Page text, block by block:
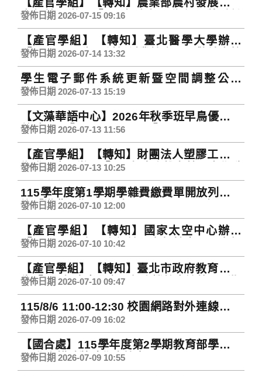
國際論壇，敬請本校師生踴躍報名參加，請
查照。
【產官學組】【轉知】農業部農村發展及水
土保持署辦理「116年青年回鄉行動獎勵計
畫」徵件，敬請本校教職員生踴躍報名參
加，請查照。
發佈日期 2026-07-15 09:16
【產官學組】【轉知】臺北醫學大學辦理
「2026全國生醫創新創業競賽」，敬請本校
師生踴躍組隊報名參加，請查照。
發佈日期 2026-07-14 13:32
學生電子郵件系統更新暨空間調整公告
Student Email System Upgrade and
Storage Quota Adjustment
發佈日期 2026-07-13 15:19
【文藻華語中心】2026年秋季班早鳥優惠倒
數中！【Wenzao CLC】2026 Autumn
Term Early Bird Discount Is Ending
Soon!
發佈日期 2026-07-13 11:56
【產官學組】【轉知】財團法人塑膠工業技
術發展中心辦理「115年度高雄市勞工大學職
能再提升斜槓圓夢暨成果展計畫－梯次B商業
內容行銷實戰班」，敬請本校師生團隊及進
駐廠商踴躍報名參加，請查照。
發佈日期 2026-07-13 10:25
115學年度第1學期學雜費繳費單開放列印查
詢【繳費日期：115年7月13日至115年9月4
日(新生及轉學生請看註冊須知所載之繳費日
期)】
發佈日期 2026-07-10 12:00
【產官學組】【轉知】國家太空中心辦理
「2026開源空間資訊於國家韌性應用黑客松
競賽（OSSInt 2026）」，敬請本校師生踴
躍組隊報名參加，請查照。
發佈日期 2026-07-10 10:42
【產官學組】【轉知】臺北市政府教育局公
告「115年度臺北市AI無人機教育論壇」延期
辦理，原訂115年7月13日場次順延，調整後
日期另行通知，請查照。
發佈日期 2026-07-10 09:47
115/8/6 11:00-12:30 校園網路對外連線中斷
通知(Network Maintenance Notice)
發佈日期 2026-07-09 16:02
【國合處】115學年度第2學期教育部學海飛
颺/學海惜珠獎助學金簡章
發佈日期 2026-07-09 10:55